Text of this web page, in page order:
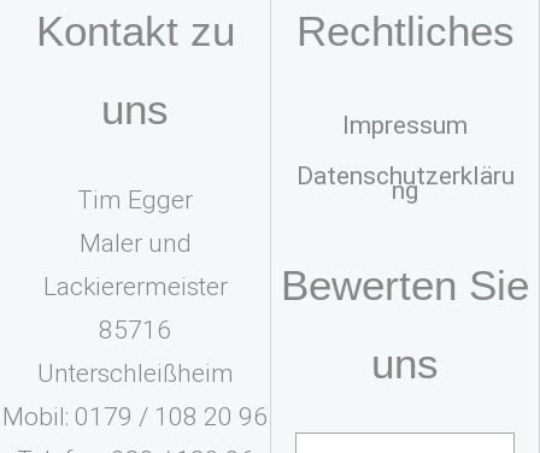
Kontakt zu
uns
Tim Egger
Maler und
Lackierermeister
85716
Unterschleißheim
Mobil: 0179 / 108 20 96
Rechtliches
Impressum
Datenschutzerkläru
ng
Bewerten Sie
uns